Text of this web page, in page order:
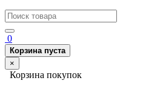
0
Корзина пуста
×
Корзина покупок